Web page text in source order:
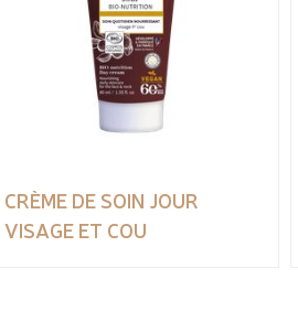
CRÈME DE SOIN JOUR
VISAGE ET COU